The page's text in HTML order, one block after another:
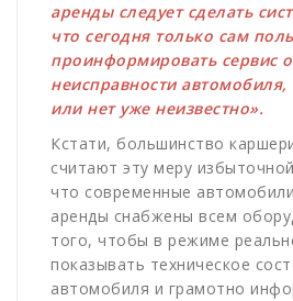
аренды следует сделать
что сегодня только сам
проинформировать сервис
неисправности автомобиля,
или нет уже неизвестно».
Кстати, большинство
считают эту меру
что современные
аренды снабжены всем
того, чтобы в режиме
показывать техническое
автомобиля и грамотно